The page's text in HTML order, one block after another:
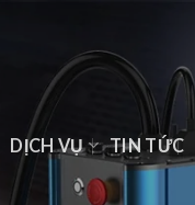
DỊCH VỤ TIN TỨC